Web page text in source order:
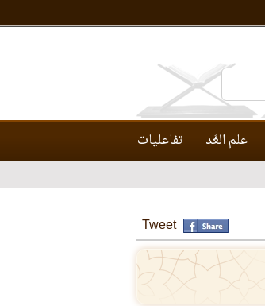
علم العَّد تفاعليات
Tweet